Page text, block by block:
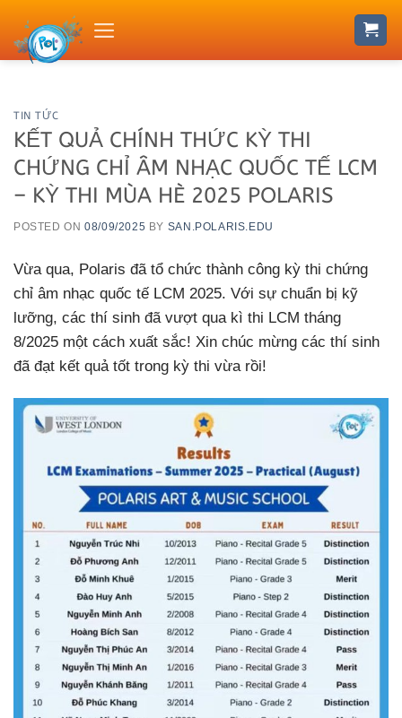
content
TIN TỨC
KẾT QUẢ CHÍNH THỨC KỲ THI
CHỨNG CHỈ ÂM NHẠC QUỐC TẾ LCM
– KỲ THI MÙA HÈ 2025 POLARIS
POSTED ON08/09/2025 BY SAN.POLARIS.EDU
Vừa qua, Polaris đã tổ chức thành công kỳ thi chứng
chỉ âm nhạc quốc tế LCM 2025. Với sự chuẩn bị kỹ
lưỡng, các thí sinh đã vượt qua kì thi LCM tháng
8/2025 một cách xuất sắc! Xin chúc mừng các thí sinh
đã đạt kết quả tốt trong kỳ thi vừa rồi!